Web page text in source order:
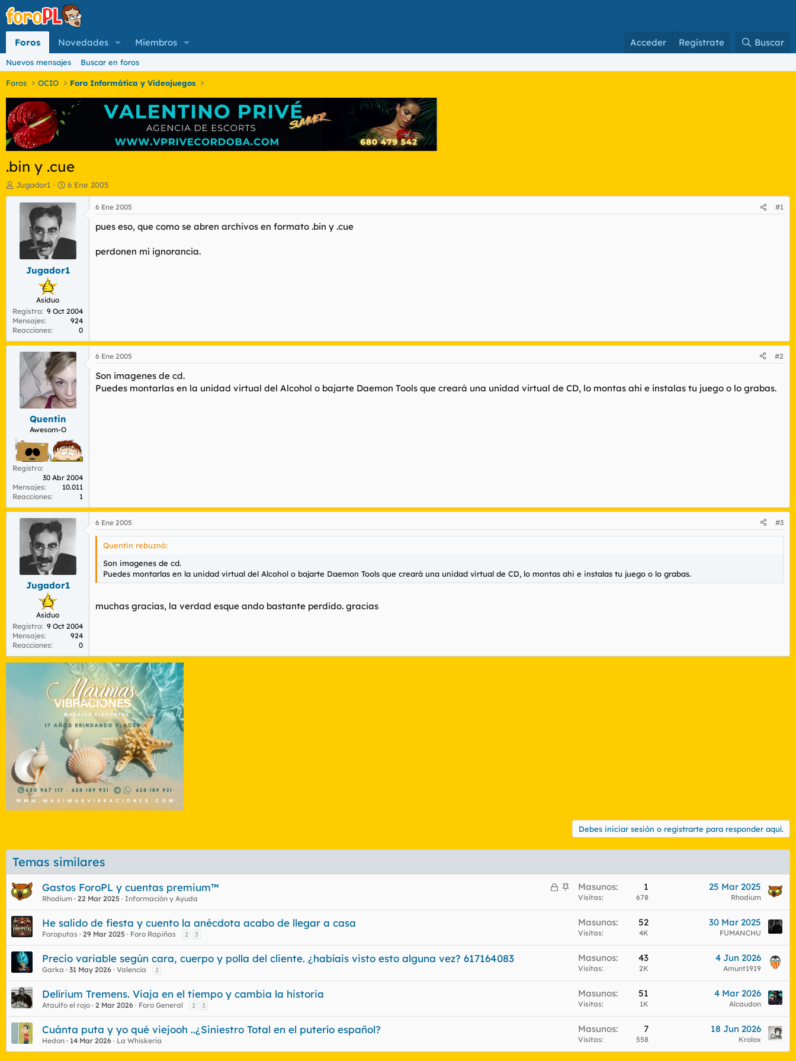
Foros Novedades Miembros Acceder Regístrate Buscar
Nuevos mensajes Buscar en foros
Foros OCIO Foro Informática y Videojuegos
.bin y .cue
I
n
o
t
e
m
a
Jugador1
F
e
c
d
i
n
o
6 Ene 2005
Jugador1
Asiduo
Registro 9 Oct 2004
Mensajes
924
Reacciones
0
6 Ene 2005 #1
pues eso, que como se abren archivos en formato .bin y .cue
perdonen mi ignorancia.
Quentin
Awesom-O
Registro
30 Abr 2004
Mensajes
10.011
Reacciones
1
6 Ene 2005 #2
Son imagenes de cd.
Puedes montarlas en la unidad virtual del Alcohol o bajarte Daemon Tools que creará una unidad virtual de CD, lo montas ahi e instalas tu juego o lo grabas.
Jugador1
Asiduo
Registro 9 Oct 2004
Mensajes
924
Reacciones
0
6 Ene 2005 #3
Quentin rebuznó:
Son imagenes de cd.
Puedes montarlas en la unidad virtual del Alcohol o bajarte Daemon Tools que creará una unidad virtual de CD, lo montas ahi e instalas tu juego o lo grabas.
muchas gracias, la verdad esque ando bastante perdido. gracias
Debes iniciar sesión o registrarte para responder aquí.
Temas similares
C
r
d
A
c
d
Gastos ForoPL y cuentas premium™
Rhodium 22 Mar 2025 Información y Ayuda
Masunos 1
Visitas 678
25 Mar 2025
Rhodium
He salido de fiesta y cuento la anécdota acabo de llegar a casa
Foroputas 29 Mar 2025 Foro Rapiñas 2 3
Masunos 52
Visitas 4K
30 Mar 2025
FUMANCHU
Precio variable según cara, cuerpo y polla del cliente. ¿habíais visto esto alguna vez? 617164083
Garka 31 May 2026 Valencia 2
Masunos 43
Visitas 2K
4 Jun 2026
Amunt1919
Delírium Tremens. Viaja en el tiempo y cambia la historia
Ataulfo el rojo 2 Mar 2026 Foro General 2 3
Masunos 51
Visitas 1K
4 Mar 2026
Alcaudon
Cuánta puta y yo qué viejooh ..¿Siniestro Total en el puterío español?
Hedon 14 Mar 2026 La Whiskería
Masunos 7
Visitas 558
18 Jun 2026
Krolox